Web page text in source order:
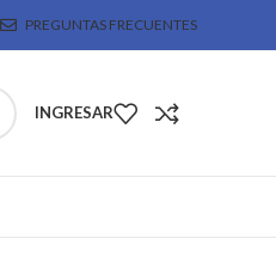
PREGUNTAS FRECUENTES
INGRESAR